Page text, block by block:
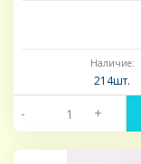
Наличие:
214шт.
- +